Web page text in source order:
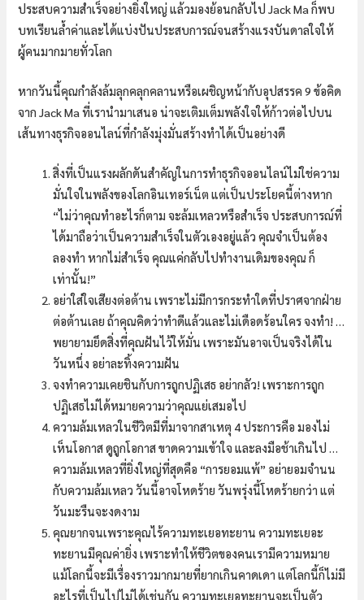
ประสบความสำเร็จอย่างยิ่งใหญ่ แล้วมองย้อนกลับไป Jack Ma ก็พบ
บทเรียนล้ำค่าและได้แบ่งปันประสบการณ์จนสร้างแรงบันดาลใจให้
ผู้คนมากมายทั่วโลก
หากวันนี้คุณกำลังล้มลุกคลุกคลานหรือเผชิญหน้ากับอุปสรรค 9 ข้อคิด
จาก Jack Ma ที่เรานำมาเสนอ น่าจะเติมเต็มพลังใจให้ก้าวต่อไปบน
เส้นทางธุรกิจออนไลน์ที่กำลังมุ่งมั่นสร้างทำได้เป็นอย่างดี
สิ่งที่เป็นแรงผลักดันสำคัญในการทำธุรกิจออนไลน์ไม่ใช่ความ
มั่นใจในพลังของโลกอินเทอร์เน็ต แต่เป็นประโยคนี้ต่างหาก
“ไม่ว่าคุณทำอะไรก็ตาม จะล้มเหลวหรือสำเร็จ ประสบการณ์ที่
ได้มาถือว่าเป็นความสำเร็จในตัวเองอยู่แล้ว คุณจำเป็นต้อง
ลองทำ หากไม่สำเร็จ คุณแค่กลับไปทำงานเดิมของคุณ ก็
เท่านั้น!”
อย่าใส่ใจเสียงต่อต้าน เพราะไม่มีการกระทำใดที่ปราศจากฝ่าย
ต่อต้านเลย ถ้าคุณคิดว่าทำดีแล้วและไม่เดือดร้อนใคร จงทำ! …
พยายามยึดสิ่งที่คุณฝันไว้ให้มั่น เพราะมันอาจเป็นจริงได้ใน
วันหนึ่ง อย่าละทิ้งความฝัน
จงทำความเคยชินกับการถูกปฏิเสธ อย่ากลัว! เพราะการถูก
ปฏิเสธไม่ได้หมายความว่าคุณแย่เสมอไป
ความล้มเหลวในชีวิตมีที่มาจากสาเหตุ 4 ประการคือ มองไม่
เห็นโอกาส ดูถูกโอกาส ขาดความเข้าใจ และลงมือช้าเกินไป …
ความล้มเหลวที่ยิ่งใหญ่ที่สุดคือ “การยอมแพ้” อย่ายอมจำนน
กับความล้มเหลว วันนี้อาจโหดร้าย วันพรุ่งนี้โหดร้ายกว่า แต่
วันมะรืนจะงดงาม
คุณยากจนเพราะคุณไร้ความทะเยอทะยาน ความทะเยอะ
ทะยานมีคุณค่ายิ่ง เพราะทำให้ชีวิตของคนเรามีความหมาย
แม้โลกนี้จะมีเรื่องราวมากมายที่ยากเกินคาดเดา แต่โลกนี้ก็ไม่มี
อะไรที่เป็นไปไม่ได้เช่นกัน ความทะเยอทะยานจะเป็นตัว